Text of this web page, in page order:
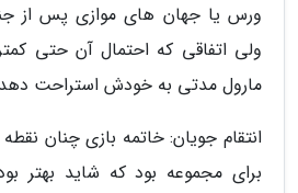
ورس یا جهان های موازی پس از
ولی اتفاقی که احتمال آن حتی
مارول مدتی به خودش استراحت
انتقام جویان: خاتمه بازی چنان
برای مجموعه بود که شاید بهتر